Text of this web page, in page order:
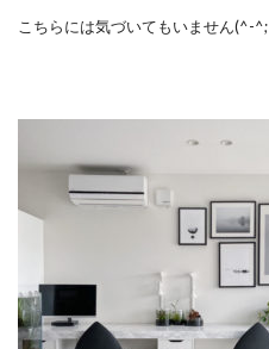
こちらには気づいてもいません(^-^;